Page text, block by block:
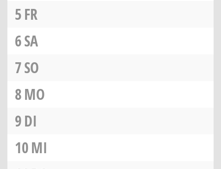
5FR
6SA
7SO
8MO
9DI
10MI